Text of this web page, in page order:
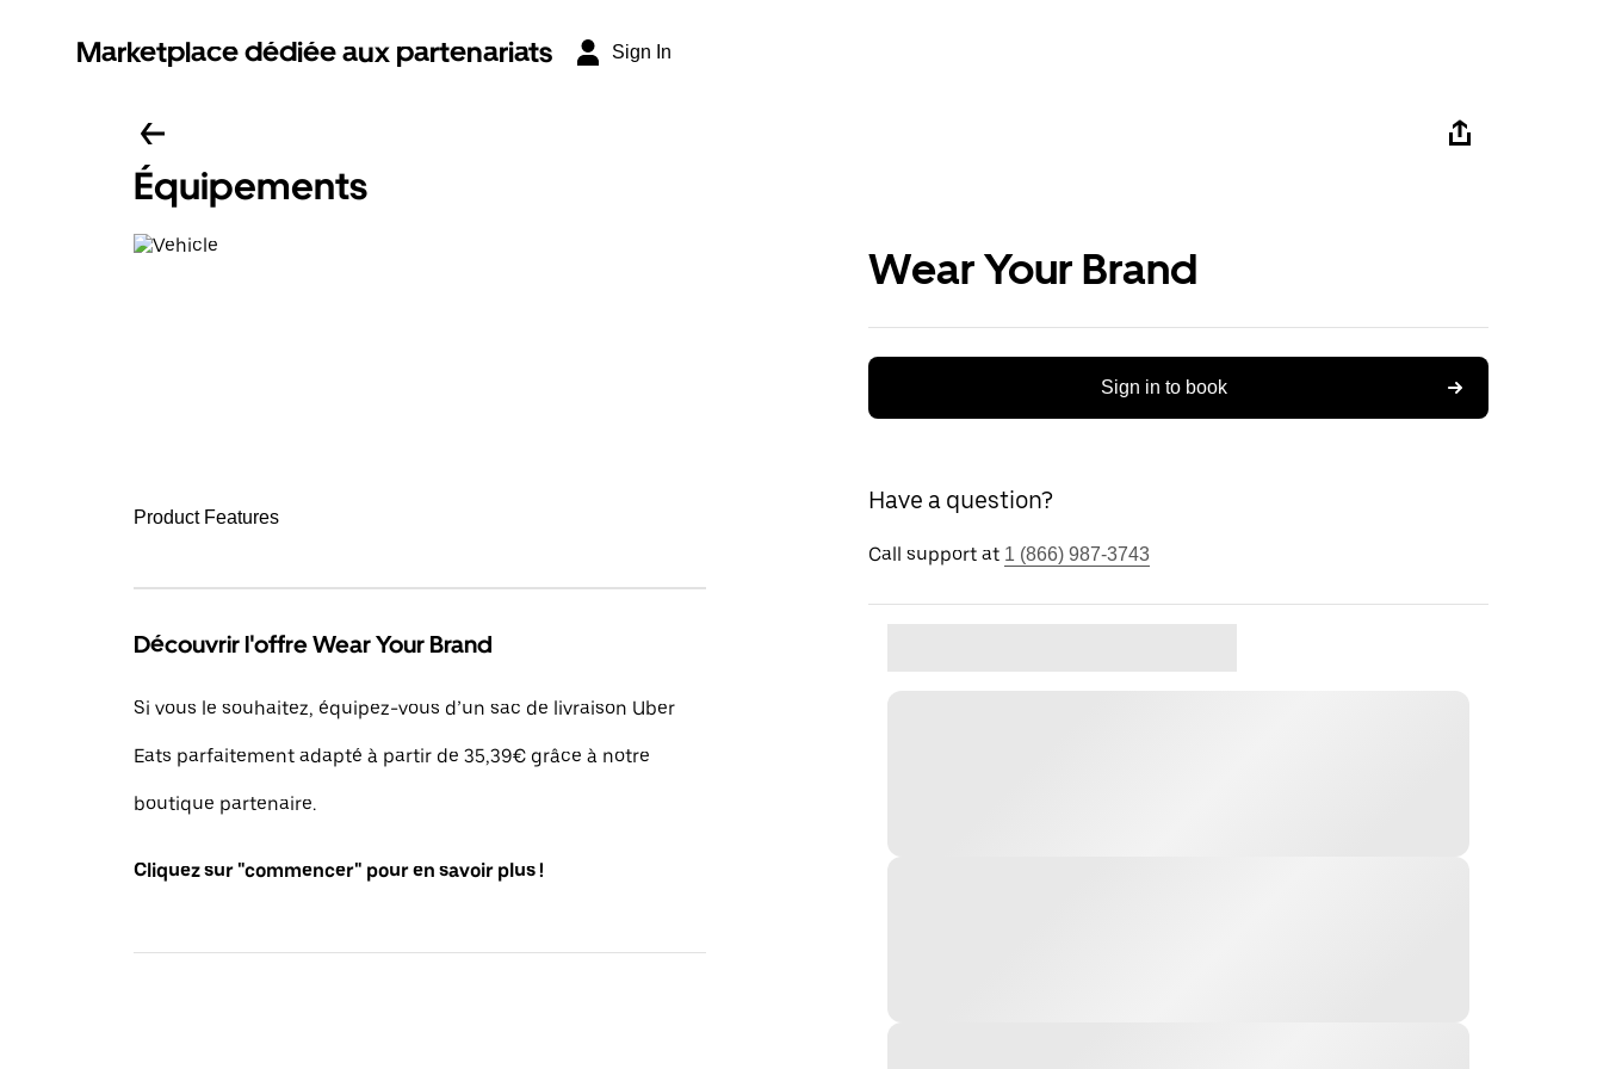
Marketplace dédiée aux partenariats Sign In
Équipements
Product Features
Découvrir l'offre Wear Your Brand
Si vous le souhaitez, équipez-vous d’un sac de livraison Uber
Eats parfaitement adapté à partir de 35,39€ grâce à notre
boutique partenaire.
Cliquez sur "commencer" pour en savoir plus !
Wear Your Brand
Sign in to book
Have a question?
Call support at 1 (866) 987-3743